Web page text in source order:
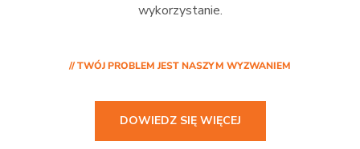
wykorzystanie.
// TWÓJ PROBLEM JEST NASZYM WYZWANIEM
DOWIEDZ SIĘ WIĘCEJ